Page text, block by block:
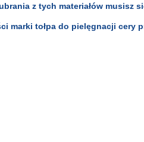
z tych materiałów musisz
marki tołpa do pielęgnacji cery